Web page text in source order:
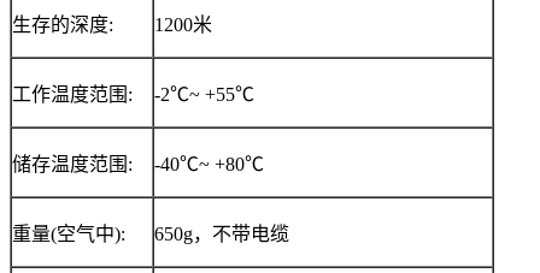
生存的深度: 1200米
工作温度范围: -2℃~ +55℃
储存温度范围: -40℃~ +80℃
重量(空气中): 650g，不带电缆